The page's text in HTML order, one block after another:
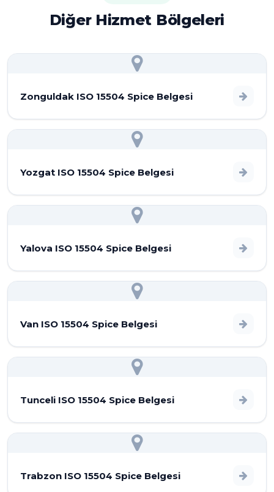
Diğer Hizmet Bölgeleri
Zonguldak ISO 15504 Spice Belgesi
Yozgat ISO 15504 Spice Belgesi
Yalova ISO 15504 Spice Belgesi
Van ISO 15504 Spice Belgesi
Tunceli ISO 15504 Spice Belgesi
Trabzon ISO 15504 Spice Belgesi